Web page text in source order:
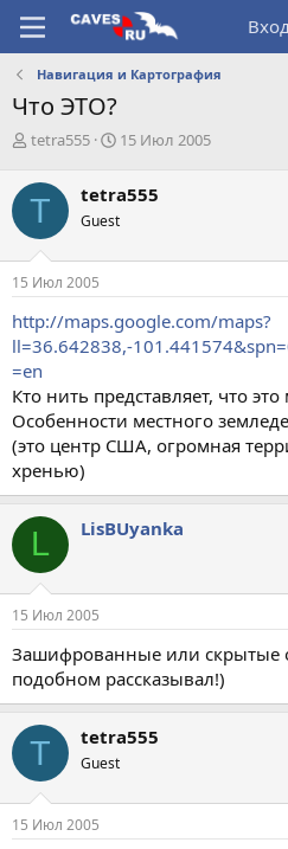
Навигация и Картография
Что ЭТО?
А
т
о
р
т
е
м
tetra555
Д
а
н
ч
а
15 Июл 2005
T tetra555
Guest
15 Июл 2005
http://maps.google.com/maps?
ll=36.642838,-
=en
Кто нить представляет, что
Особенности местного
(это центр США, огромная
хренью)
L LisBUyanka
15 Июл 2005
Зашифрованные или скрытые
подобном рассказывал!)
T tetra555
Guest
15 Июл 2005